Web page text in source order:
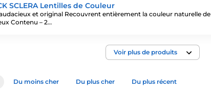
SCLERA Lentilles de Couleur
et original Recouvrent entièrement la couleur naturelle de
Contenu – 2…
Voir plus de produits
Du moins cher Du plus cher Du plus récent